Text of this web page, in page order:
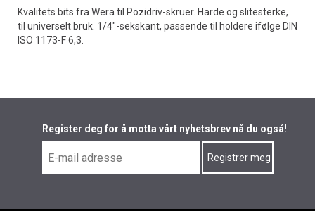
Kvalitets bits fra Wera til Pozidriv-skruer. Harde og slitesterke,
til universelt bruk. 1/4"-sekskant, passende til holdere ifølge DIN
ISO 1173-F 6,3.
Register deg for å motta vårt nyhetsbrev nå du også!